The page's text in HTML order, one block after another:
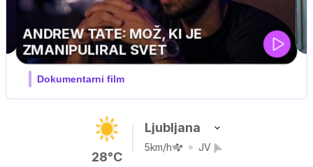
MOJ PRIJATELJ PINGVIN
Film meseca / družinski, pustolovski
28°C
Ljubljana
5km/h JV